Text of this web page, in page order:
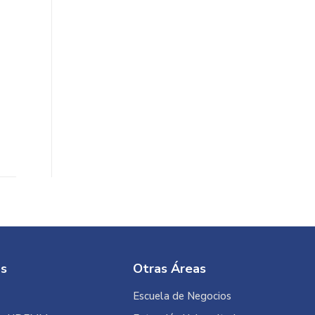
Otras Áreas
Escuela de Negocios